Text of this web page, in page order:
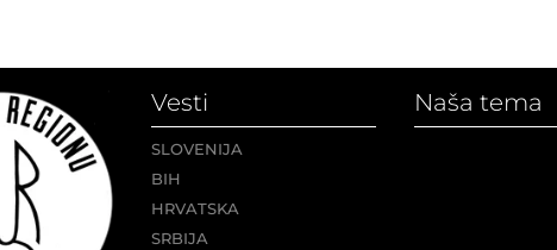
Vesti
SLOVENIJA
BIH
HRVATSKA
SRBIJA
Naša tema